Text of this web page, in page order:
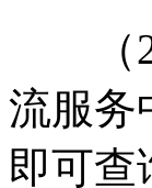
（2
流服务
即可查